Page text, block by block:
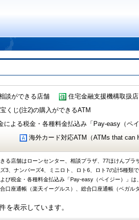
談ができる店舗 住宅金融支援機構取扱店
宝くじ(注2)の購入ができるATM
による税金・各種料金払込み「Pay-easy（ペ
海外カード対応ATM（ATMs that can
る店舗はローンセンター、相談プラザ、77ほけんプラ
3、ナンバーズ4、ミニロト、ロト6、ロト7の計5種類で
び税金・各種料金払込み「Pay-easy（ペイジー）」は
口座通帳（楽天イーグルス）、総合口座通帳（ベガル
を表示しています。